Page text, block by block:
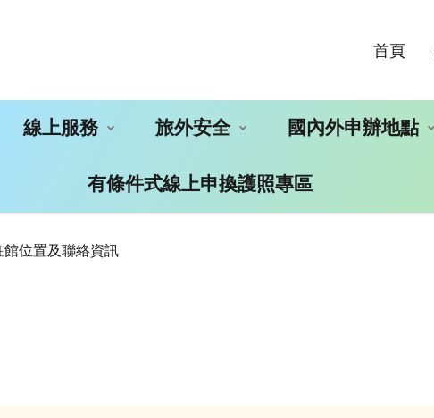
首頁
線上服務 旅外安全 國內外申辦地點
有條件式線上申換護照專區
館位置及聯絡資訊